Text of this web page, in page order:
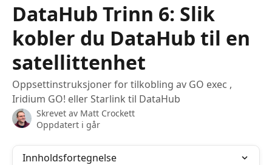
DataHub Trinn 6: Slik
kobler du DataHub til en
satellittenhet
Oppsettinstruksjoner for tilkobling av GO exec ,
Iridium GO! eller Starlink til DataHub
Skrevet av Matt Crockett
Oppdatert i går
Innholdsfortegnelse